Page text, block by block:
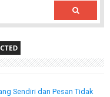
Sendiri dan Pesan Tidak